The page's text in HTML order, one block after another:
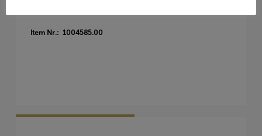
Item Nr.: 1004585.00